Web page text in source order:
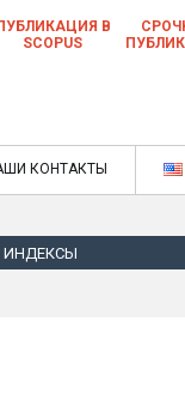
статей в
журнале
В
SCOPUS
КОНТАКТЫ
ИНДЕКСЫ